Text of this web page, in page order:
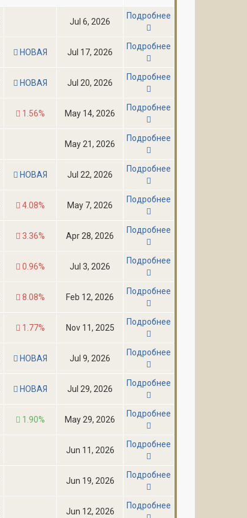
Jul 6, 2026
Подробнее
НОВАЯ Jul 17, 2026
Подробнее
НОВАЯ Jul 20, 2026
Подробнее
1.56% May 14, 2026
Подробнее
May 21, 2026
Подробнее
НОВАЯ Jul 22, 2026
Подробнее
4.08% May 7, 2026
Подробнее
3.36% Apr 28, 2026
Подробнее
0.96% Jul 3, 2026
Подробнее
8.08% Feb 12, 2026
Подробнее
1.77% Nov 11, 2025
Подробнее
НОВАЯ Jul 9, 2026
Подробнее
НОВАЯ Jul 29, 2026
Подробнее
1.90% May 29, 2026
Подробнее
Jun 11, 2026
Подробнее
Jun 19, 2026
Подробнее
Jun 12, 2026
Подробнее